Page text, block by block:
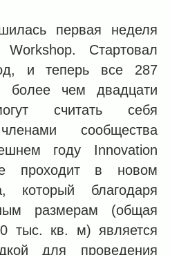
первая неделя
Стартовал
и теперь все 287
более чем двадцати
считать себя
сообщества
году Innovation
проходит в новом
который благодаря
размерам (общая
тыс. кв. м) является
для проведения